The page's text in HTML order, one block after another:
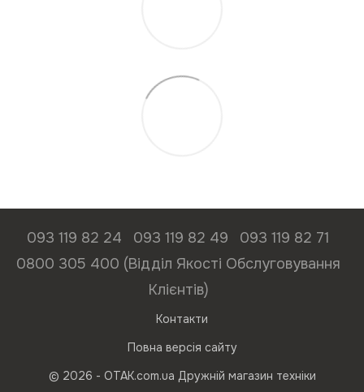
093 119 82 24 093 119 82 49
093 119 82 71
0800 305 400 (Відділ Якості Обслуговування
Клієнтів)
Контакти
Повна версія сайту
© 2026 - ОТАК.com.ua Дружній магазин техніки